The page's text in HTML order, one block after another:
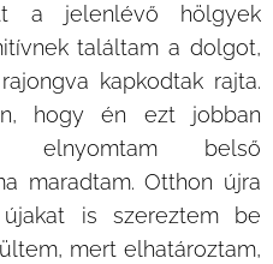
a jelenlévő hölgyek
találtam a dolgot,
kapkodtak rajta.
hogy én ezt jobban
elnyomtam belső
maradtam. Otthon újra
is szereztem be
mert elhatároztam,